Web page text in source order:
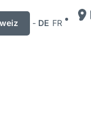
- DE FR